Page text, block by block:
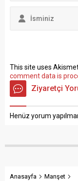
This site uses
comment data is
Ziyaretçi
Henüz yorum
Anasayfa
Manşet